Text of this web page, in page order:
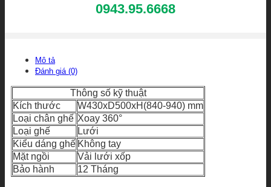
0943.95.6668
Mô tả
Đánh giá (0)
Thông số kỹ thuật
Kích thước
W430xD500xH(840-940) mm
Loại chân ghế Xoay 360°
Loại ghế
Lưới
Kiểu dáng ghế Không tay
Mặt ngồi
Vải lưới xốp
Bảo hành
12 Tháng